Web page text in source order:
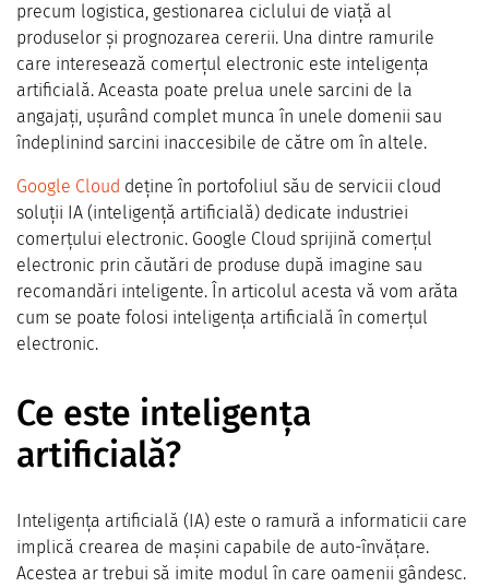
precum logistica, gestionarea ciclului de viață al
produselor și prognozarea cererii. Una dintre ramurile
care interesează comerțul electronic este inteligența
artificială. Aceasta poate prelua unele sarcini de la
angajați, ușurând complet munca în unele domenii sau
îndeplinind sarcini inaccesibile de către om în altele.
Google Cloud deține în portofoliul său de servicii cloud
soluții IA (inteligență artificială) dedicate industriei
comerțului electronic. Google Cloud sprijină comerțul
electronic prin căutări de produse după imagine sau
recomandări inteligente. În articolul acesta vă vom arăta
cum se poate folosi inteligența artificială în comerțul
electronic.
Ce este inteligența
artificială?
Inteligența artificială (IA) este o ramură a informaticii care
implică crearea de mașini capabile de auto-învățare.
Acestea ar trebui să imite modul în care oamenii gândesc.